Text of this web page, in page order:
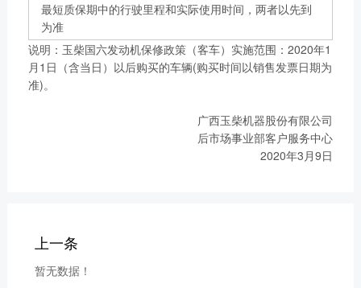
最短质保期中的行驶里程和实际使用时间，两者以先到
为准
说明：玉柴国六发动机保修政策（客车）实施范围：2020年1
月1日（含当日）以后购买的车辆(购买时间以销售发票日期为
准)。
广西玉柴机器股份有限公司
后市场事业部客户服务中心
2020年3月9日
上一条
暂无数据！